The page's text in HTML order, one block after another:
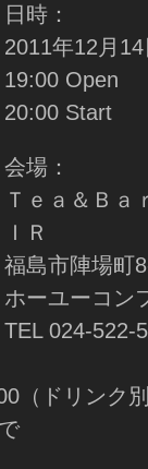
日時：
2011年12月
19:00 Open
20:00 Start
会場：
Ｔｅａ＆Ｂ
ＩＲ
福島市陣場町
ホーユーコ
TEL 024-522-
（ドリンク